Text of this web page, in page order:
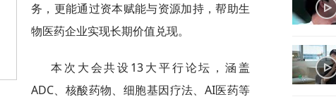
务，更能通过资本赋能与资源加持，帮助生
物医药企业实现长期价值兑现。
本次大会共设13大平行论坛，涵盖
ADC、核酸药物、细胞基因疗法、AI医药等